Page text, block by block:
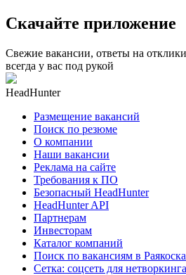
Скачайте приложение
Свежие вакансии, ответы на
всегда у вас под рукой
HeadHunter
Размещение вакансий
Поиск по резюме
О компании
Наши вакансии
Реклама на сайте
Требования к ПО
Безопасный HeadHunter
HeadHunter API
Партнерам
Инвесторам
Каталог компаний
Поиск по вакансиям в
Сетка: соцсеть для нетворкинга